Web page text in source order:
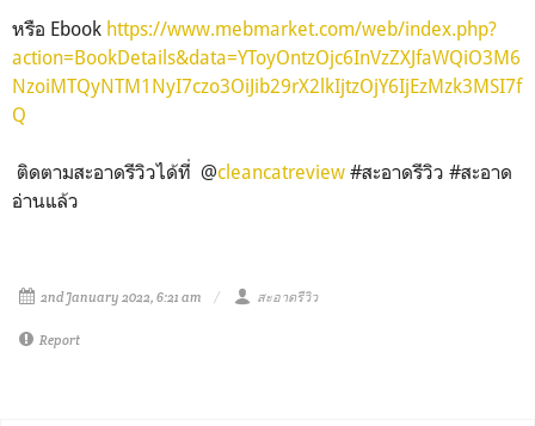
หรือ Ebook https://www.mebmarket.com/web/index.php?
action=BookDetails&data=YToyOntzOjc6InVzZXJfaWQiO3M6
NzoiMTQyNTM1NyI7czo3OiJib29rX2lkIjtzOjY6IjEzMzk3MSI7f
Q
ติดตามสะอาดรีวิวได้ที่ @cleancatreview #สะอาดรีวิว #สะอาด
อ่านแล้ว
2nd January 2022, 6:21 am สะอาดรีวิว
Report